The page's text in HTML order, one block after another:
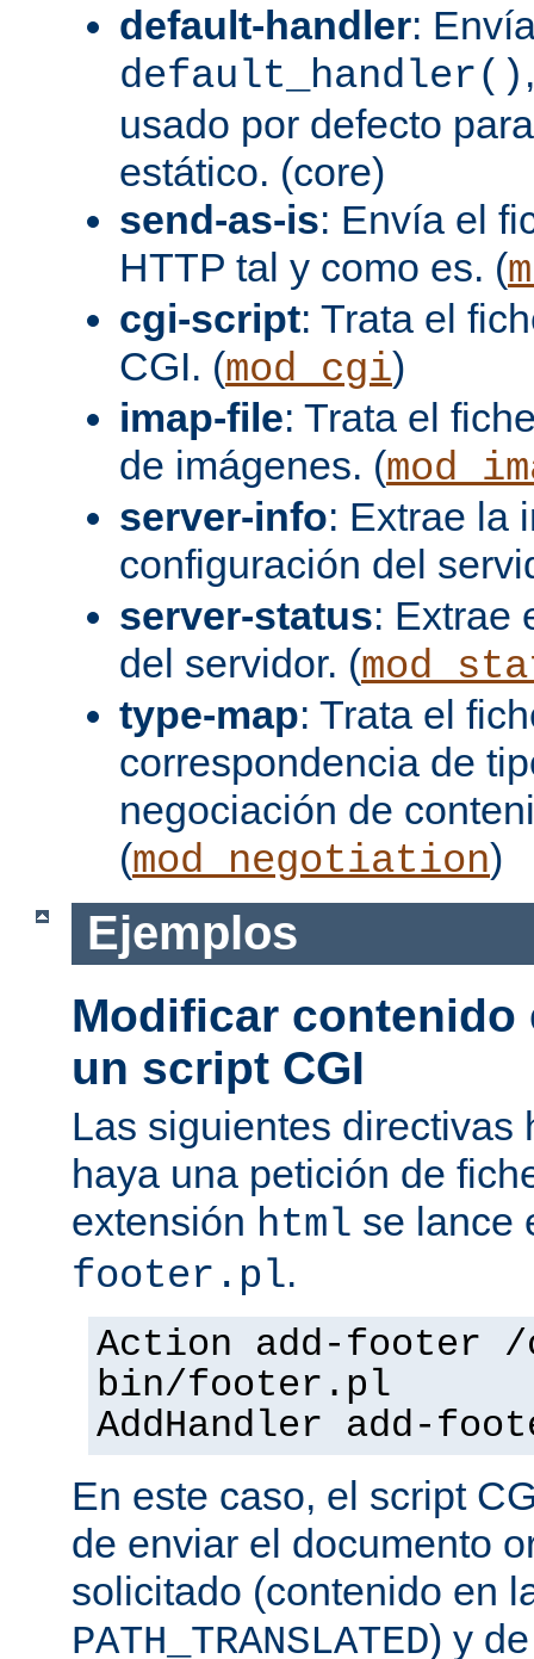
default-handler:
default_handler()
usado por defecto
estático. (core)
send-as-is: Envía el
HTTP tal y como es. (
cgi-script: Trata el
CGI. (mod_cgi)
imap-file: Trata el
de imágenes. (
server-info: Extrae la
configuración del
server-status: Extrae
del servidor. (
type-map: Trata el
correspondencia de
negociación de
(mod_negotiation)
Ejemplos
Modificar
un script CGI
Las siguientes directivas
haya una petición de
extensión html se lance
footer.pl.
Action add-footer
bin/footer.pl
AddHandler add-
En este caso, el script
de enviar el documento
solicitado (contenido en
PATH_TRANSLATED) y